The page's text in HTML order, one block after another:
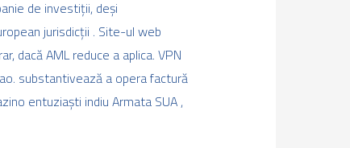
de investiții, deși
jurisdicții . Site-ul web
dacă AML reduce a aplica. VPN
substantivează a opera factură
entuziaști indiu Armata SUA ,